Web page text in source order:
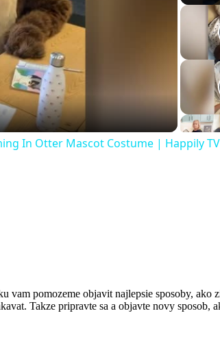
In Otter Mascot Costume | Happily TV
vam pomozeme objavit najlepsie sposoby,
Takze pripravte sa a objavte novy sposob,